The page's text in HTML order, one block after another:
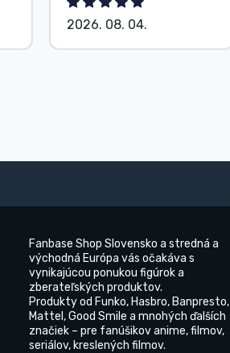
2026. 08. 04.
Fanbase Shop Slovensko a stredná a
východná Európa vás očakáva s
vynikajúcou ponukou figúrok a
zberateľských produktov.
Produkty od Funko, Hasbro, Banpresto,
Mattel, Good Smile a mnohých ďalších
značiek – pre fanúšikov anime, filmov,
seriálov, kreslených filmov.